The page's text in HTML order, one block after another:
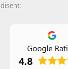
disent: